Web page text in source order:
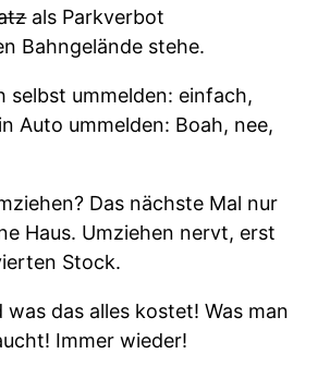
als Parkverbot
Bahngelände stehe.
selbst ummelden: einfach,
Auto ummelden: Boah, nee,
Das nächste Mal nur
Haus. Umziehen nervt, erst
Stock.
was das alles kostet! Was man
Immer wieder!